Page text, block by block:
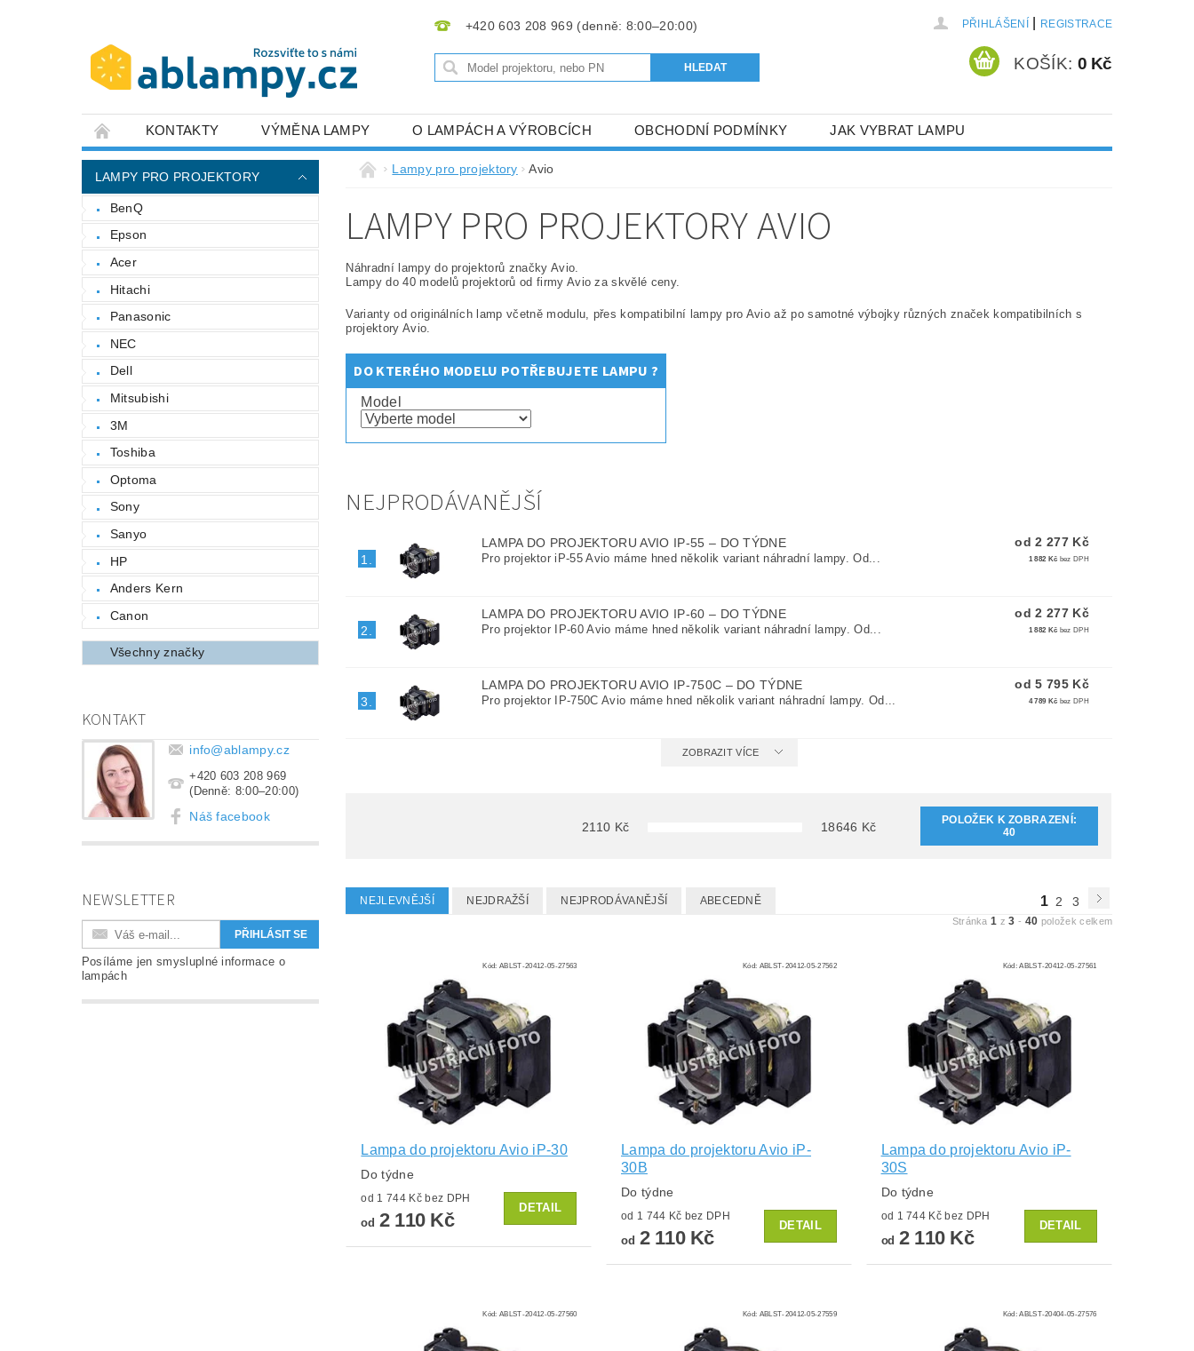
+420 603 208 969 PŘIHLÁŠENÍ REGISTRACE
KOŠÍK: 0 Kč
KONTAKTY VÝMĚNA LAMPY O LAMPÁCH A VÝROBCÍCH OBCHODNÍ PODMÍNKY JAK VYBRAT LAMPU
LAMPY PRO PROJEKTORY
BenQ
Epson
Acer
Hitachi
Panasonic
NEC
Dell
Mitsubishi
3M
Toshiba
Optoma
Sony
Sanyo
HP
Anders Kern
Canon
Všechny značky
KONTAKT
info@ablampy.cz
+420 603 208 969
(Denně: 8:00–20:00)
Náš facebook
NEWSLETTER
Posíláme jen smysluplné informace o
lampách
Lampy pro projektory Avio
LAMPY PRO PROJEKTORY AVIO
Náhradní lampy do projektorů značky Avio.
Lampy do 40 modelů projektorů od firmy Avio za skvělé ceny.
Varianty od originálních lamp včetně modulu, přes kompatibilní lampy pro Avio až po samotné výbojky různých značek kompatibilních s
projektory Avio.
DO KTERÉHO MODELU POTŘEBUJETE LAMPU ?
Model
NEJPRODÁVANĚJŠÍ
1.
LAMPA DO PROJEKTORU AVIO IP-55 – DO TÝDNE
Pro projektor iP-55 Avio máme hned několik variant náhradní lampy. Od...
od 2 277 Kč
1 882 Kč bez DPH
2.
LAMPA DO PROJEKTORU AVIO IP-60 – DO TÝDNE
Pro projektor IP-60 Avio máme hned několik variant náhradní lampy. Od...
od 2 277 Kč
1 882 Kč bez DPH
3.
LAMPA DO PROJEKTORU AVIO IP-750C – DO TÝDNE
Pro projektor IP-750C Avio máme hned několik variant náhradní lampy. Od...
od 5 795 Kč
4 789 Kč bez DPH
ZOBRAZIT VÍCE
2110 Kč 18646 Kč
POLOŽEK K ZOBRAZENÍ:
40
NEJLEVNĚJŠÍ NEJDRAŽŠÍ NEJPRODÁVANĚJŠÍ ABECEDNĚ 1 2 3
Stránka1 z3 - 40 položek celkem
Kód:ABLST-20412-05-27563
Lampa do projektoru Avio iP-30
Do týdne
od 1 744 Kč bez DPH
od 2 110 Kč
DETAIL
Kód: ABLST-20412-05-27562
Lampa do projektoru Avio iP-
30B
Do týdne
od 1 744 Kč bez DPH
od 2 110 Kč
DETAIL
Kód:ABLST-20412-05-27561
Lampa do projektoru Avio iP-
30S
Do týdne
od 1 744 Kč bez DPH
od 2 110 Kč
DETAIL
Kód:ABLST-20412-05-27560 Kód: ABLST-20412-05-27559 Kód:ABLST-20404-05-27576